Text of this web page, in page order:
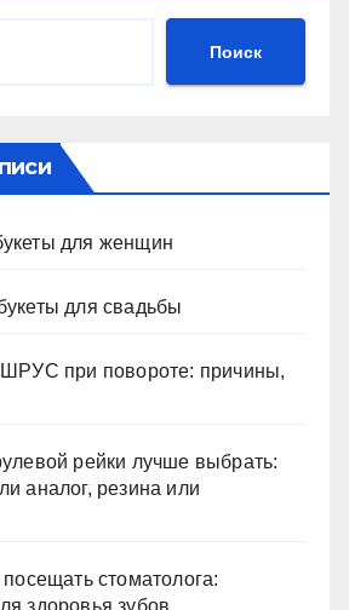
Поиск
для женщин
для свадьбы
ШРУС при повороте: причины,
рейки лучше выбрать:
аналог, резина или
стоматолога:
здоровья зубов